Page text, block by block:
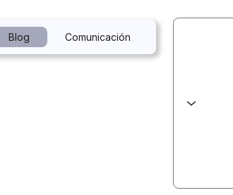
Blog Comunicación